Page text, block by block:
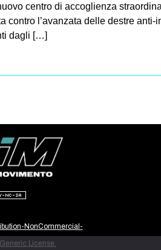
centro di accoglienza
l’avanzata delle destre
dagli […]
NonCommercial-
License.